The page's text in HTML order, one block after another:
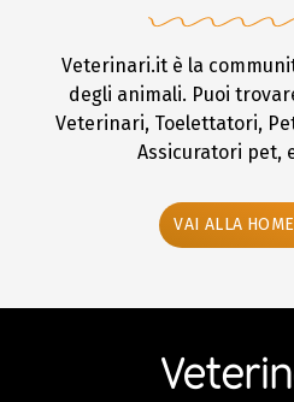
Veterinari.it è la
degli animali. Puoi
Veterinari, Toelettatori,
Assicuratori pet,
VAI ALLA